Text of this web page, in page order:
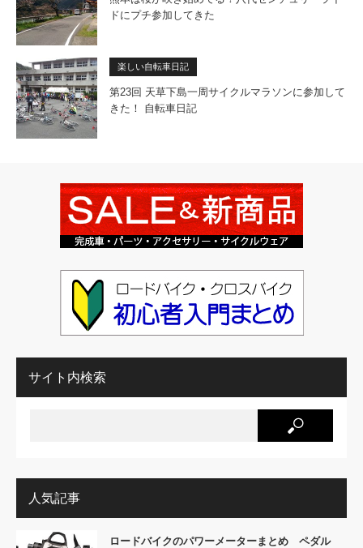
ドにプチ参加してきた
楽しい自転車日記
第23回 天草下島一周サイクルマラソンに参加して
きた！ 自転車日記
サイト内検索
人気記事
ロードバイクのパワーメーターまとめ ペダル